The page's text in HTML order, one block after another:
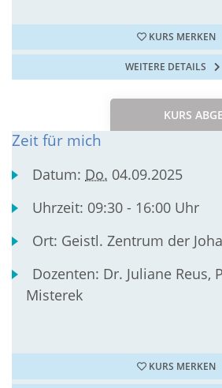
KURS MERKEN
WEITERE DETAILS
KURS
Zeit für mich
Datum: Do. 04.09.2025
Uhrzeit: 09:30 - 16:00 Uhr
Ort: Geistl. Zentrum der
Dozenten: Dr. Juliane Reus,
Misterek
KURS MERKEN